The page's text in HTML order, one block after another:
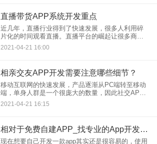
直播带货APP系统开发重点
近几年，直播行业得到了快速发展，很多人利用碎
片化的时间观看直播。直播平台的崛起让很多商家
看到了商机，在一定程度上促进了行业的发展。为
了迎合大众和社会的发展，直播带货APP开发应运
2021-04-21 16:00
相亲交友APP开发需要注意哪些细节？
移动互联网的快速发展，产品逐渐从PC端转至移动
端，单身人群是一个很庞大的数量，因此社交APP
是非常具有开发前景的，很多创业者认为社交APP
已经有发展的很好的产品存在，其他人成功的机会
2021-04-21 16:15
相对于免费自建APP_找专业的App开发公司有什么优势_
现在想要自己开发一款app其实还是很容易的，使用